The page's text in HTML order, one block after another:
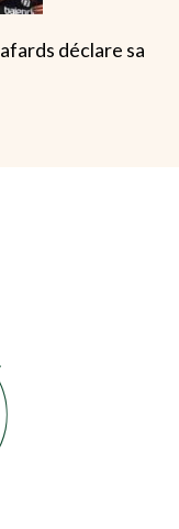
déclare sa